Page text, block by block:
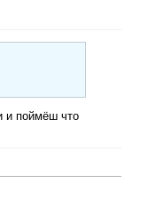
и поймёш что